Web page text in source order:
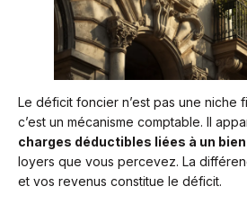
Le déficit foncier n’est pas une niche
c’est un mécanisme comptable. Il
charges déductibles liées à un bien
loyers que vous percevez. La
et vos revenus constitue le déficit.